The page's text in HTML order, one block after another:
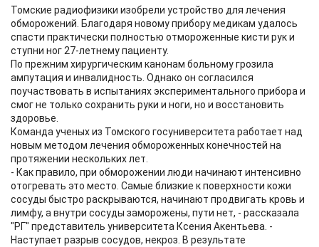
Томские радиофизики изобрели устройство для лечения
обморожений. Благодаря новому прибору медикам удалось
спасти практически полностью отмороженные кисти рук и
ступни ног 27-летнему пациенту.
По прежним хирургическим канонам больному грозила
ампутация и инвалидность. Однако он согласился
поучаствовать в испытаниях экспериментального прибора и
смог не только сохранить руки и ноги, но и восстановить
здоровье.
Команда ученых из Томского госуниверситета работает над
новым методом лечения обмороженных конечностей на
протяжении нескольких лет.
- Как правило, при обморожении люди начинают интенсивно
отогревать это место. Самые близкие к поверхности кожи
сосуды быстро раскрываются, начинают продвигать кровь и
лимфу, а внутри сосуды заморожены, пути нет, - рассказала
"РГ" представитель университета Ксения Акентьева. -
Наступает разрыв сосудов, некроз. В результате